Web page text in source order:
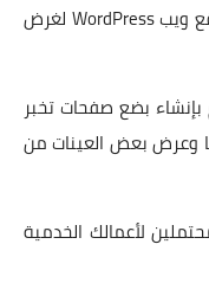
هناك طريقة أخرى تتمثل في إنشاء موقع ويب WordPress لغرض
بضع صفحات تخبر
وعرض بعض العينات من
لأعمالك الخدمية